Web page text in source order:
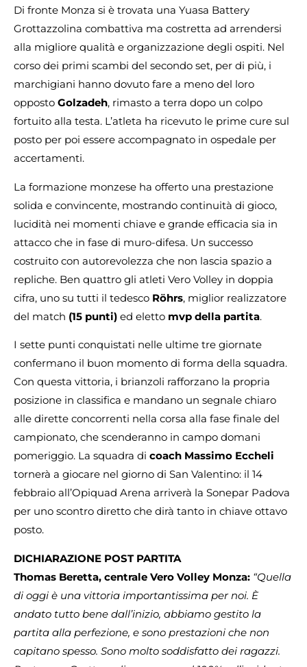
Di fronte Monza si è trovata una Yuasa Battery
Grottazzolina combattiva ma costretta ad arrendersi
alla migliore qualità e organizzazione degli ospiti. Nel
corso dei primi scambi del secondo set, per di più, i
marchigiani hanno dovuto fare a meno del loro
opposto Golzadeh, rimasto a terra dopo un colpo
fortuito alla testa. L’atleta ha ricevuto le prime cure sul
posto per poi essere accompagnato in ospedale per
accertamenti.
La formazione monzese ha offerto una prestazione
solida e convincente, mostrando continuità di gioco,
lucidità nei momenti chiave e grande efficacia sia in
attacco che in fase di muro-difesa. Un successo
costruito con autorevolezza che non lascia spazio a
repliche. Ben quattro gli atleti Vero Volley in doppia
cifra, uno su tutti il tedesco Röhrs, miglior realizzatore
del match (15 punti) ed eletto mvp della partita.
I sette punti conquistati nelle ultime tre giornate
confermano il buon momento di forma della squadra.
Con questa vittoria, i brianzoli rafforzano la propria
posizione in classifica e mandano un segnale chiaro
alle dirette concorrenti nella corsa alla fase finale del
campionato, che scenderanno in campo domani
pomeriggio. La squadra di coach Massimo Eccheli
tornerà a giocare nel giorno di San Valentino: il 14
febbraio all’Opiquad Arena arriverà la Sonepar Padova
per uno scontro diretto che dirà tanto in chiave ottavo
posto.
DICHIARAZIONE POST PARTITA
Thomas Beretta, centrale Vero Volley Monza: “Quella
di oggi è una vittoria importantissima per noi. È
andato tutto bene dall’inizio, abbiamo gestito la
partita alla perfezione, e sono prestazioni che non
capitano spesso. Sono molto soddisfatto dei ragazzi.